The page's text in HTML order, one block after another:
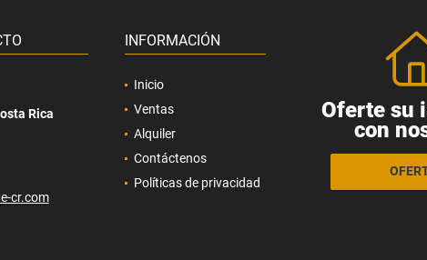
Rica
cr.com
INFORMACIÓN
Inicio
Ventas
Alquiler
Contáctenos
Políticas de privacidad
Oferte su
con